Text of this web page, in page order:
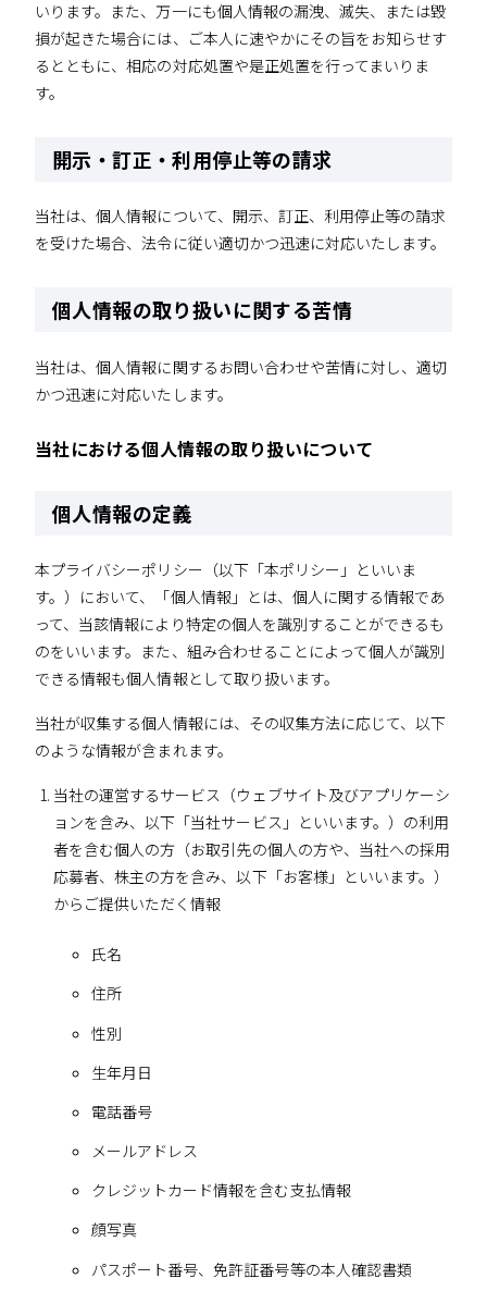
いります。また、万一にも個人情報の漏洩、滅失、または毀
損が起きた場合には、ご本人に速やかにその旨をお知らせす
るとともに、相応の対応処置や是正処置を行ってまいりま
す。
開示・訂正・利用停止等の請求
当社は、個人情報について、開示、訂正、利用停止等の請求
を受けた場合、法令に従い適切かつ迅速に対応いたします。
個人情報の取り扱いに関する苦情
当社は、個人情報に関するお問い合わせや苦情に対し、適切
かつ迅速に対応いたします。
当社における個人情報の取り扱いについて
個人情報の定義
本プライバシーポリシー（以下「本ポリシー」といいま
す。）において、「個人情報」とは、個人に関する情報であ
って、当該情報により特定の個人を識別することができるも
のをいいます。また、組み合わせることによって個人が識別
できる情報も個人情報として取り扱います。
当社が収集する個人情報には、その収集方法に応じて、以下
のような情報が含まれます。
当社の運営するサービス（ウェブサイト及びアプリケーシ
ョンを含み、以下「当社サービス」といいます。）の利用
者を含む個人の方（お取引先の個人の方や、当社への採用
応募者、株主の方を含み、以下「お客様」といいます。）
からご提供いただく情報
氏名
住所
性別
生年月日
電話番号
メールアドレス
クレジットカード情報を含む支払情報
顔写真
パスポート番号、免許証番号等の本人確認書類